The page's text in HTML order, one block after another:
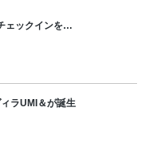
ェックインを…
ラUMI＆が誕生